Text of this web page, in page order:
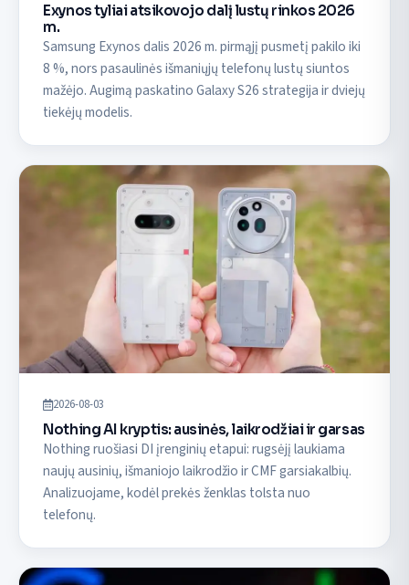
Exynos tyliai atsikovojo dalį lustų rinkos 2026
m.
Samsung Exynos dalis 2026 m. pirmąjį pusmetį pakilo iki
8 %, nors pasaulinės išmaniųjų telefonų lustų siuntos
mažėjo. Augimą paskatino Galaxy S26 strategija ir dviejų
tiekėjų modelis.
2026-08-03
Nothing AI kryptis: ausinės, laikrodžiai ir garsas
Nothing ruošiasi DI įrenginių etapui: rugsėjį laukiama
naujų ausinių, išmaniojo laikrodžio ir CMF garsiakalbių.
Analizuojame, kodėl prekės ženklas tolsta nuo
telefonų.